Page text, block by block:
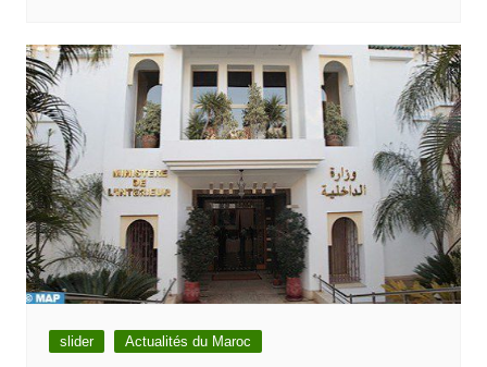
slider Actualités du Maroc